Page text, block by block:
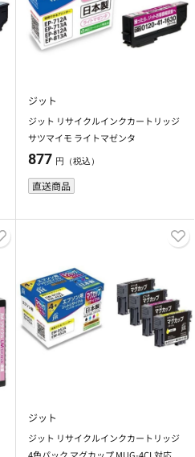
ジット
ジット リサイクルインクカートリッジ
サツマイモ ライトマゼンタ
877 円（税込）
直送商品
ジット
ジット リサイクルインクカートリッジ